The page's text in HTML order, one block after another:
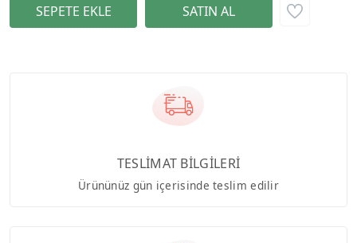
TESLİMAT BİLGİLERİ
Ürününüz gün içerisinde teslim edilir